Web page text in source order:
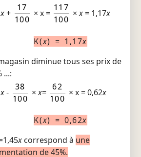
x+
17
100
× x =
117
100
×x= 1,17x
K(x) = 1,17x
diminue tous ses prix de
...:
x-
38
100
×x=
62
100
× x = 0,62x
K(x) = 0,62x
x correspond à une
de 45%.